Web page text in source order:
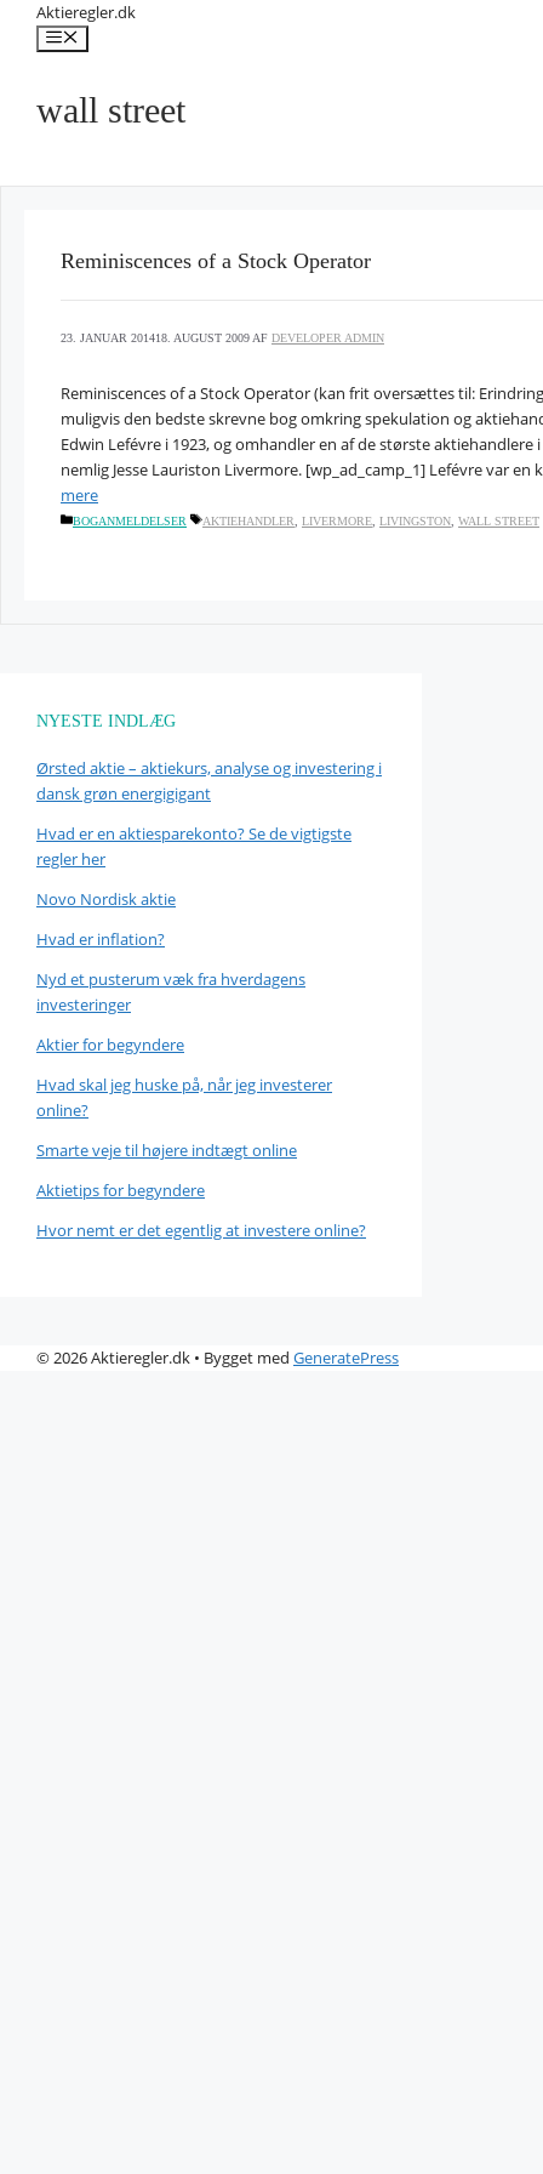
Aktieregler.dk
Menu
wall street
Reminiscences of a Stock Operator
23. JANUAR 201418. AUGUST 2009AF DEVELOPER ADMIN
Reminiscences of a Stock Operator (kan frit oversættes til:
muligvis den bedste skrevne bog omkring spekulation og
Edwin Lefévre i 1923, og omhandler en af de største
nemlig Jesse Lauriston Livermore. [wp_ad_camp_1] Lefévre var
mere
KATEGORIER
BOGANMELDELSER TAGS
AKTIEHANDLER, LIVERMORE, LIVINGSTON, WALL STREET
NYESTE INDLÆG
Ørsted aktie – aktiekurs, analyse og investering i
dansk grøn energigigant
Hvad er en aktiesparekonto? Se de vigtigste
regler her
Novo Nordisk aktie
Hvad er inflation?
Nyd et pusterum væk fra hverdagens
investeringer
Aktier for begyndere
Hvad skal jeg huske på, når jeg investerer
online?
Smarte veje til højere indtægt online
Aktietips for begyndere
Hvor nemt er det egentlig at investere online?
© 2026 Aktieregler.dk • Bygget med GeneratePress